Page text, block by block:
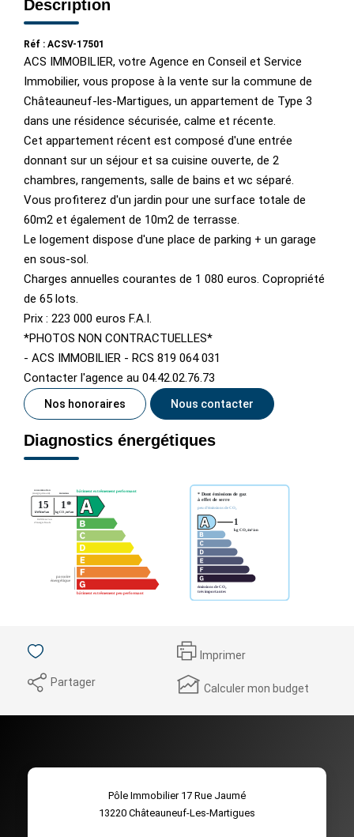
Description
Réf : ACSV-17501
ACS IMMOBILIER, votre Agence en Conseil et Service
Immobilier, vous propose à la vente sur la commune de
Châteauneuf-les-Martigues, un appartement de Type 3
dans une résidence sécurisée, calme et récente.
Cet appartement récent est composé d'une entrée
donnant sur un séjour et sa cuisine ouverte, de 2
chambres, rangements, salle de bains et wc séparé.
Vous profiterez d'un jardin pour une surface totale de
60m2 et également de 10m2 de terrasse.
Le logement dispose d'une place de parking + un garage
en sous-sol.
Charges annuelles courantes de 1 080 euros. Copropriété
de 65 lots.
Prix : 223 000 euros F.A.I.
*PHOTOS NON CONTRACTUELLES*
- ACS IMMOBILIER - RCS 819 064 031
Contacter l'agence au 04.42.02.76.73
Nos honoraires Nous contacter
Diagnostics énergétiques
Imprimer
Partager Calculer mon budget
Pôle Immobilier 17 Rue Jaumé
13220 Châteauneuf-Les-Martigues